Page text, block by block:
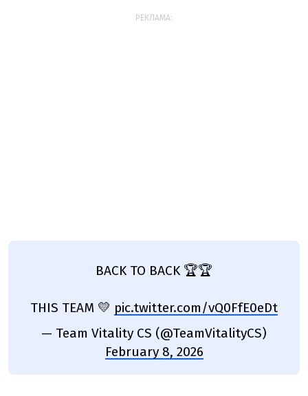
РЕКЛАМА:
BACK TO BACK 🏆🏆
THIS TEAM 💛 pic.twitter.com/vQ0FfE0eDt
— Team Vitality CS (@TeamVitalityCS)
February 8, 2026